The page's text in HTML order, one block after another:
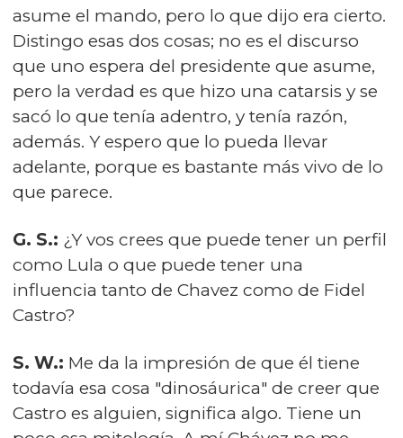
asume el mando, pero lo que dijo era cierto.
Distingo esas dos cosas; no es el discurso
que uno espera del presidente que asume,
pero la verdad es que hizo una catarsis y se
sacó lo que tenía adentro, y tenía razón,
además. Y espero que lo pueda llevar
adelante, porque es bastante más vivo de lo
que parece.
G. S.: ¿Y vos crees que puede tener un perfil
como Lula o que puede tener una
influencia tanto de Chavez como de Fidel
Castro?
S. W.: Me da la impresión de que él tiene
todavía esa cosa "dinosáurica" de creer que
Castro es alguien, significa algo. Tiene un